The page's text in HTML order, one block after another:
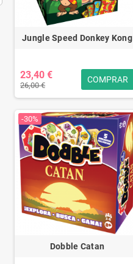
Jungle Speed Donkey Kong
23,40 €
26,00 €
COMPRAR
-30%
Dobble Catan